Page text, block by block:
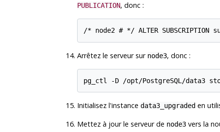
PUBLICATION, donc :
Arrêtez le serveur sur node3, donc :
Initialisez l'instance data3_upgradeden
Mettez à jour le serveur de node3vers la